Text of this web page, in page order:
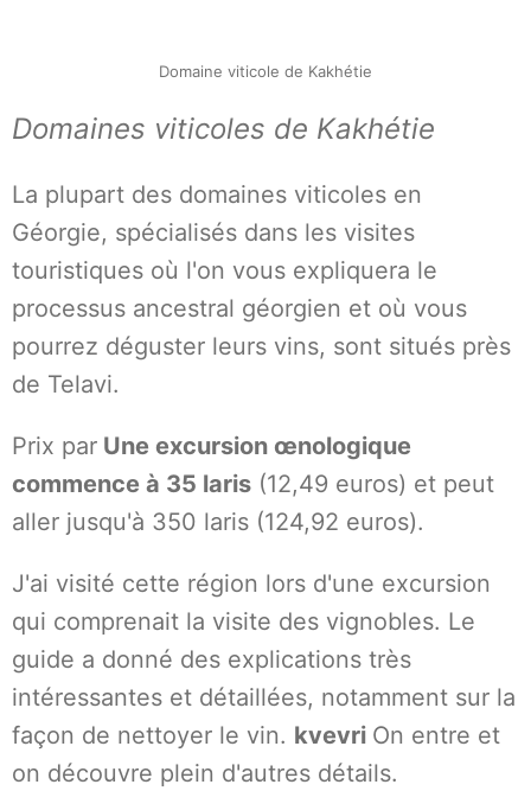
Domaine viticole de Kakhétie
Domaines viticoles de Kakhétie
La plupart des domaines viticoles en
Géorgie, spécialisés dans les visites
touristiques où l'on vous expliquera le
processus ancestral géorgien et où vous
pourrez déguster leurs vins, sont situés près
de Telavi.
Prix par Une excursion œnologique
commence à 35 laris (12,49 euros) et peut
aller jusqu'à 350 laris (124,92 euros).
J'ai visité cette région lors d'une excursion
qui comprenait la visite des vignobles. Le
guide a donné des explications très
intéressantes et détaillées, notamment sur la
façon de nettoyer le vin. kvevri On entre et
on découvre plein d'autres détails.